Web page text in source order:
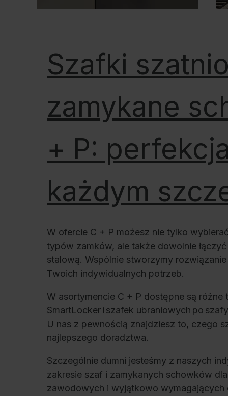
Szafki
zamykane
+ P:
każdym
W ofercie C + P możesz nie tylko
typów zamków, ale także dowolnie
stalową. Wspólnie stworzymy
Twoich indywidualnych potrzeb.
W asortymencie C + P dostępne są
SmartLockeri szafek ubraniowych po
U nas z pewnością znajdziesz to, czego
najlepszego doradztwa.
Szczególnie dumni jesteśmy z naszych
zakresie szaf i zamykanych schowków
zawodowych i wyjątkowo